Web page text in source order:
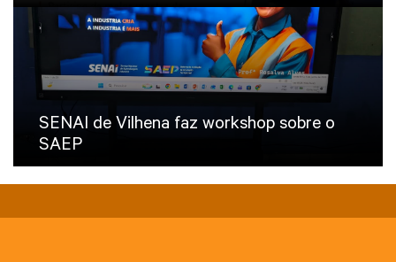
SENAI de Vilhena faz workshop sobre o
SAEP